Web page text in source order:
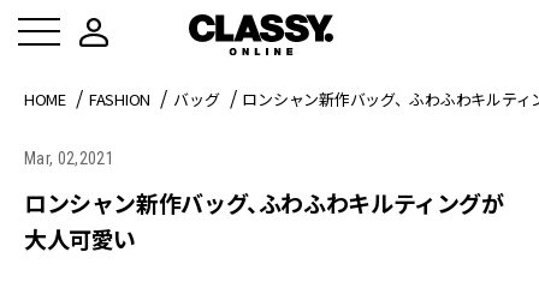
HOME FASHION バッグ ロンシャン新作バッグ、ふわふわキルティ
Mar, 02,2021
ロンシャン新作バッグ、ふわふわキルティングが
大人可愛い